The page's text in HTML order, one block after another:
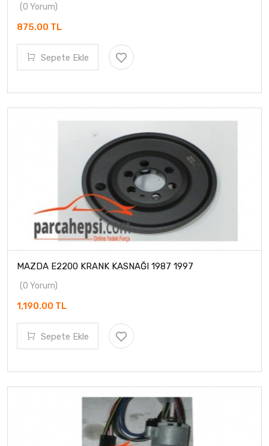
(0 Yorum)
875.00 TL
Sepete Ekle
MAZDA E2200 KRANK KASNAĞI 1987 1997
(0 Yorum)
1,190.00 TL
Sepete Ekle